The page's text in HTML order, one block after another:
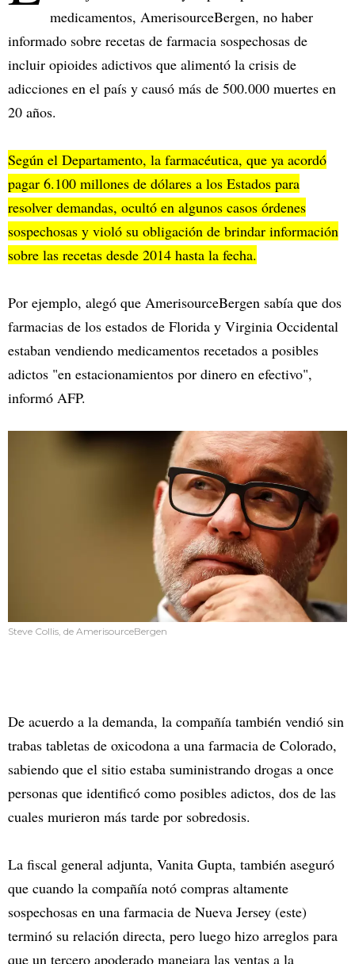
medicamentos, AmerisourceBergen, no haber
informado sobre recetas de farmacia sospechosas de
incluir opioides adictivos que alimentó la crisis de
adicciones en el país y causó más de 500.000 muertes en
20 años.
Según el Departamento, la farmacéutica, que ya acordó
pagar 6.100 millones de dólares a los Estados para
resolver demandas, ocultó en algunos casos órdenes
sospechosas y violó su obligación de brindar información
sobre las recetas desde 2014 hasta la fecha.
Por ejemplo, alegó que AmerisourceBergen sabía que dos
farmacias de los estados de Florida y Virginia Occidental
estaban vendiendo medicamentos recetados a posibles
adictos "en estacionamientos por dinero en efectivo",
informó AFP.
Steve Collis, de AmerisourceBergen
De acuerdo a la demanda, la compañía también vendió sin
trabas tabletas de oxicodona a una farmacia de Colorado,
sabiendo que el sitio estaba suministrando drogas a once
personas que identificó como posibles adictos, dos de las
cuales murieron más tarde por sobredosis.
La fiscal general adjunta, Vanita Gupta, también aseguró
que cuando la compañía notó compras altamente
sospechosas en una farmacia de Nueva Jersey (este)
terminó su relación directa, pero luego hizo arreglos para
que un tercero apoderado manejara las ventas a la